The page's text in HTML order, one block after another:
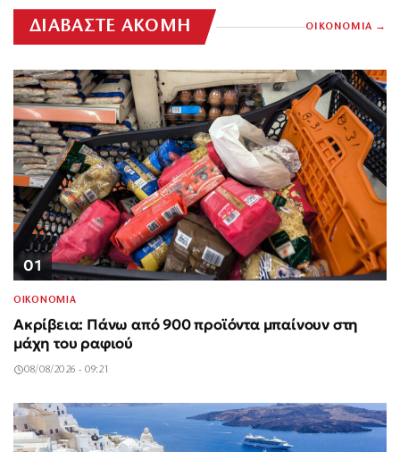
ΔΙΑΒΑΣΤΕ ΑΚΟΜΗ ΟΙΚΟΝΟΜΙΑ
01
ΟΙΚΟΝΟΜΙΑ
Ακρίβεια: Πάνω από 900 προϊόντα μπαίνουν στη
μάχη του ραφιού
08/08/2026 - 09:21